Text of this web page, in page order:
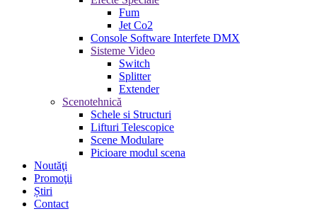
Fum
Jet Co2
Console Software Interfete DMX
Sisteme Video
Switch
Splitter
Extender
Scenotehnică
Schele si Structuri
Lifturi Telescopice
Scene Modulare
Picioare modul scena
Noutăţi
Promoţii
Știri
Contact